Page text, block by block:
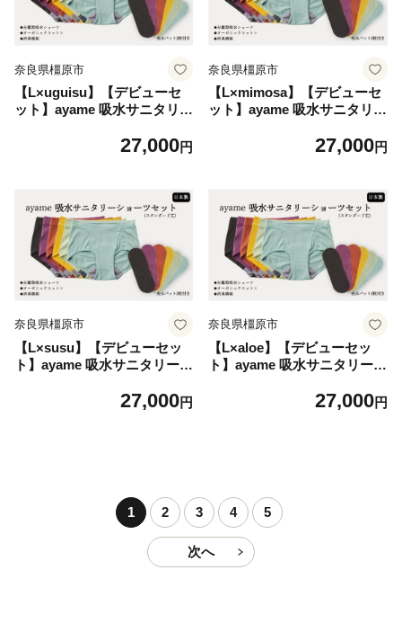
奈良県橿原市
【L×uguisu】【デビューセ
ット】ayame 吸水サニタリー
ド丈）【吸水パット2枚付
機能 日本製 ※離島への配
送不可
27,000円
奈良県橿原市
【L×mimosa】【デビューセ
ット】ayame 吸水サニタリー
ド丈）【吸水パット2枚付
機能 日本製 ※離島への配
送不可
27,000円
奈良県橿原市
【L×susu】【デビューセッ
ト】ayame 吸水サニタリーシ
丈）【吸水パット2枚付き】
27,000円
奈良県橿原市
【L×aloe】【デビューセッ
ト】ayame 吸水サニタリーシ
丈）【吸水パット2枚付き】
27,000円
1 2 3 4 5
次へ